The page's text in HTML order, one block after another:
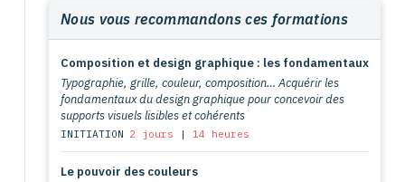
Nous vous recommandons ces formations
Composition et design graphique : les fondamentaux
Typographie, grille, couleur, composition… Acquérir les
fondamentaux du design graphique pour concevoir des
supports visuels lisibles et cohérents
INITIATION 2 jours |14 heures
Le pouvoir des couleurs